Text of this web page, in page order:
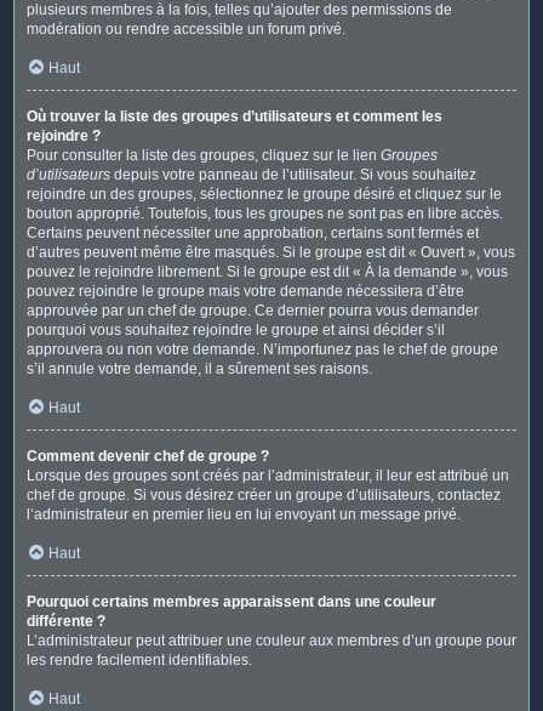
plusieurs membres à la fois, telles qu’ajouter des permissions de
modération ou rendre accessible un forum privé.
Haut
Où trouver la liste des groupes d’utilisateurs et comment les
rejoindre ?
Pour consulter la liste des groupes, cliquez sur le lien Groupes
d’utilisateurs depuis votre panneau de l’utilisateur. Si vous souhaitez
rejoindre un des groupes, sélectionnez le groupe désiré et cliquez sur le
bouton approprié. Toutefois, tous les groupes ne sont pas en libre accès.
Certains peuvent nécessiter une approbation, certains sont fermés et
d’autres peuvent même être masqués. Si le groupe est dit « Ouvert », vous
pouvez le rejoindre librement. Si le groupe est dit « À la demande », vous
pouvez rejoindre le groupe mais votre demande nécessitera d’être
approuvée par un chef de groupe. Ce dernier pourra vous demander
pourquoi vous souhaitez rejoindre le groupe et ainsi décider s’il
approuvera ou non votre demande. N’importunez pas le chef de groupe
s’il annule votre demande, il a sûrement ses raisons.
Haut
Comment devenir chef de groupe ?
Lorsque des groupes sont créés par l’administrateur, il leur est attribué un
chef de groupe. Si vous désirez créer un groupe d’utilisateurs, contactez
l’administrateur en premier lieu en lui envoyant un message privé.
Haut
Pourquoi certains membres apparaissent dans une couleur
différente ?
L’administrateur peut attribuer une couleur aux membres d’un groupe pour
les rendre facilement identifiables.
Haut